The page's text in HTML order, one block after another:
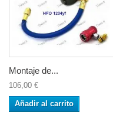
Montaje de...
106,00 €
Añadir al carrito